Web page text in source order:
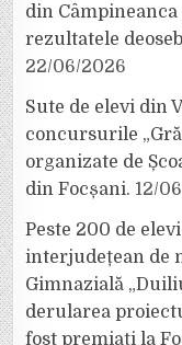
din
rezultatele
22/06/2026
Sute de elevi din
concursurile
organizate de
din Focșani. 12/
Peste 200 de
interjudețean de
Gimnazială
derularea
fost premiați la